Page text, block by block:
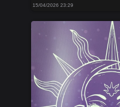
15/04/2026 23:29